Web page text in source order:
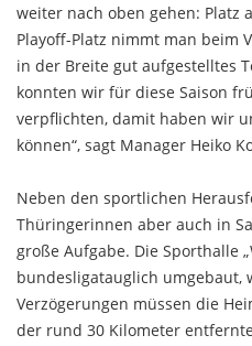
weiter nach oben gehen: Platz
Playoff-Platz nimmt man beim
in der Breite gut aufgestelltes
konnten wir für diese Saison
verpflichten, damit haben wir
können“, sagt Manager Heiko
Neben den sportlichen
Thüringerinnen aber auch in
große Aufgabe. Die Sporthalle
bundesligatauglich umgebaut,
Verzögerungen müssen die
der rund 30 Kilometer